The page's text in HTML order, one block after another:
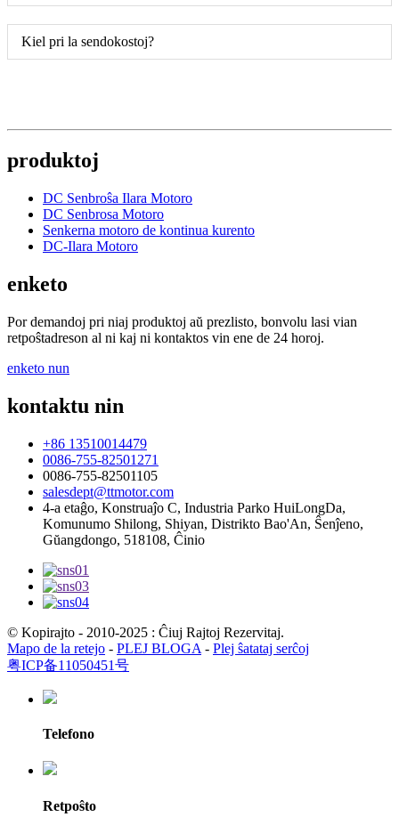
Kiel pri la sendokostoj?
produktoj
DC Senbroŝa Ilara Motoro
DC Senbrosa Motoro
Senkerna motoro de kontinua kurento
DC-Ilara Motoro
enketo
Por demandoj pri niaj produktoj aŭ prezlisto, bonvolu lasi vian
retpoŝtadreson al ni kaj ni kontaktos vin ene de 24 horoj.
enketo nun
kontaktu nin
+86 13510014479
0086-755-82501271
0086-755-82501105
salesdept@ttmotor.com
4-a etaĝo, Konstruaĵo C, Industria Parko HuiLongDa,
Komunumo Shilong, Shiyan, Distrikto Bao'An, Ŝenĵeno,
Gŭangdongo, 518108, Ĉinio
© Kopirajto - 2010-2025 : Ĉiuj Rajtoj Rezervitaj.
Mapo de la retejo - PLEJ BLOGA - Plej ŝatataj serĉoj
粤ICP备11050451号
Telefono
Retpoŝto